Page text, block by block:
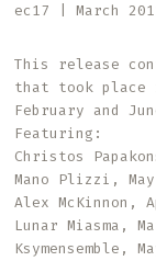
ec17 | March
This release
that took place
February and
Featuring:
Christos
Mano Plizzi,
Alex McKinnon,
Lunar Miasma,
Ksymensemble,